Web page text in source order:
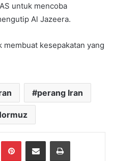
untuk mencoba
Al Jazeera.
membuat kesepakatan yang
perang Iran
PinterestShare via Email Print